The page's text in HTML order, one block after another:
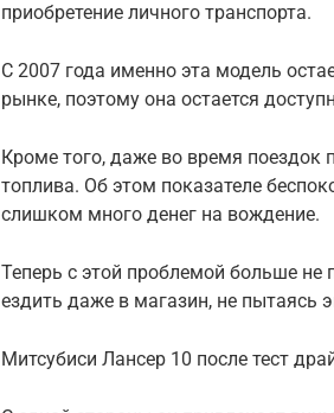
приобретение личного транспорта.
С 2007 года именно эта модель
рынке, поэтому она остается
Кроме того, даже во время поездок
топлива. Об этом показателе
слишком много денег на вождение.
Теперь с этой проблемой больше не
ездить даже в магазин, не
Митсубиси Лансер 10 после тест